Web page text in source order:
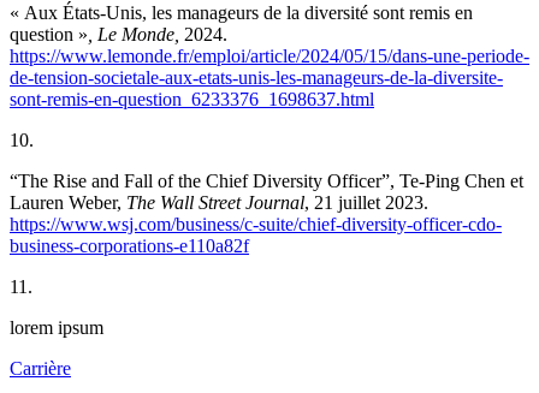
« Aux États-Unis, les manageurs de la diversité sont remis en
question » Le Monde, 2024.
https://www.lemonde.fr/emploi/article/2024/05/15/dans-une-periode-
de-tension-societale-aux-etats-unis-les-manageurs-de-la-diversite-
sont-remis-en-question_6233376_1698637.html
10.
“The Rise and Fall of the Chief Diversity Officer”, Te-Ping Chen et
Lauren Weber, The Wall Street Journal, 21 juillet 2023.
https://www.wsj.com/business/c-suite/chief-diversity-officer-cdo-
business-corporations-e110a82f
11.
lorem ipsum
Carrière